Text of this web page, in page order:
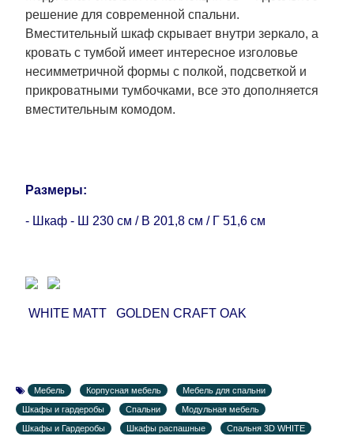
которые не может повлиять Поставщик, в этих
случаях срок доставки будет продлен еще на 30
рабочих дней и не будет считаться
задержкой.Вместе с тем поставщики
прилагают все усилия, чтобы максимально
ускоритьдоставку, но, не имея возможности
Поставщиком сделать доставку по мере
доставки товара на дом клиенту.
решение для современной спальни.
Вместительный шкаф скрывает внутри зеркало, а
кровать с тумбой имеет интересное изголовье
несимметричной формы с полкой, подсветкой и
прикроватными тумбочками, все это дополняется
вместительным комодом.
Размеры:
- Шкаф - Ш 230 см / В 201,8 см / Г 51,6 см
WHITE MATT GOLDEN CRAFT OAK
Мебель Корпусная мебель
Мебель для спальни
Шкафы и гардеробы
Спальни
Модульная мебель
Шкафы и Гардеробы
Шкафы распашные Спальня 3D WHITE